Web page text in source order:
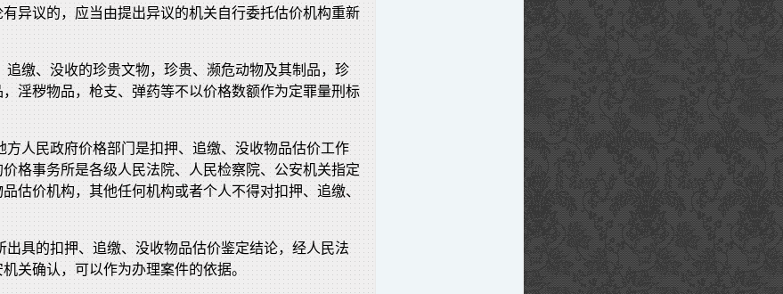
异议的，应当由提出异议的机关自行委托估价机构重新
追缴、没收的珍贵文物，珍贵、濒危动物及其制品，珍
淫秽物品，枪支、弹药等不以价格数额作为定罪量刑标
方人民政府价格部门是扣押、追缴、没收物品估价工作
格事务所是各级人民法院、人民检察院、公安机关指定
估价机构，其他任何机构或者个人不得对扣押、追缴、
出具的扣押、追缴、没收物品估价鉴定结论，经人民法
关确认，可以作为办理案件的依据。